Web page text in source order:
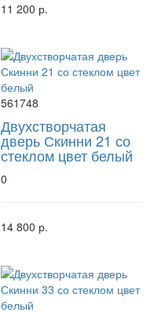
11 200 р.
561748
Двухстворчатая
дверь Скинни 21 со
стеклом цвет белый
0
14 800 р.